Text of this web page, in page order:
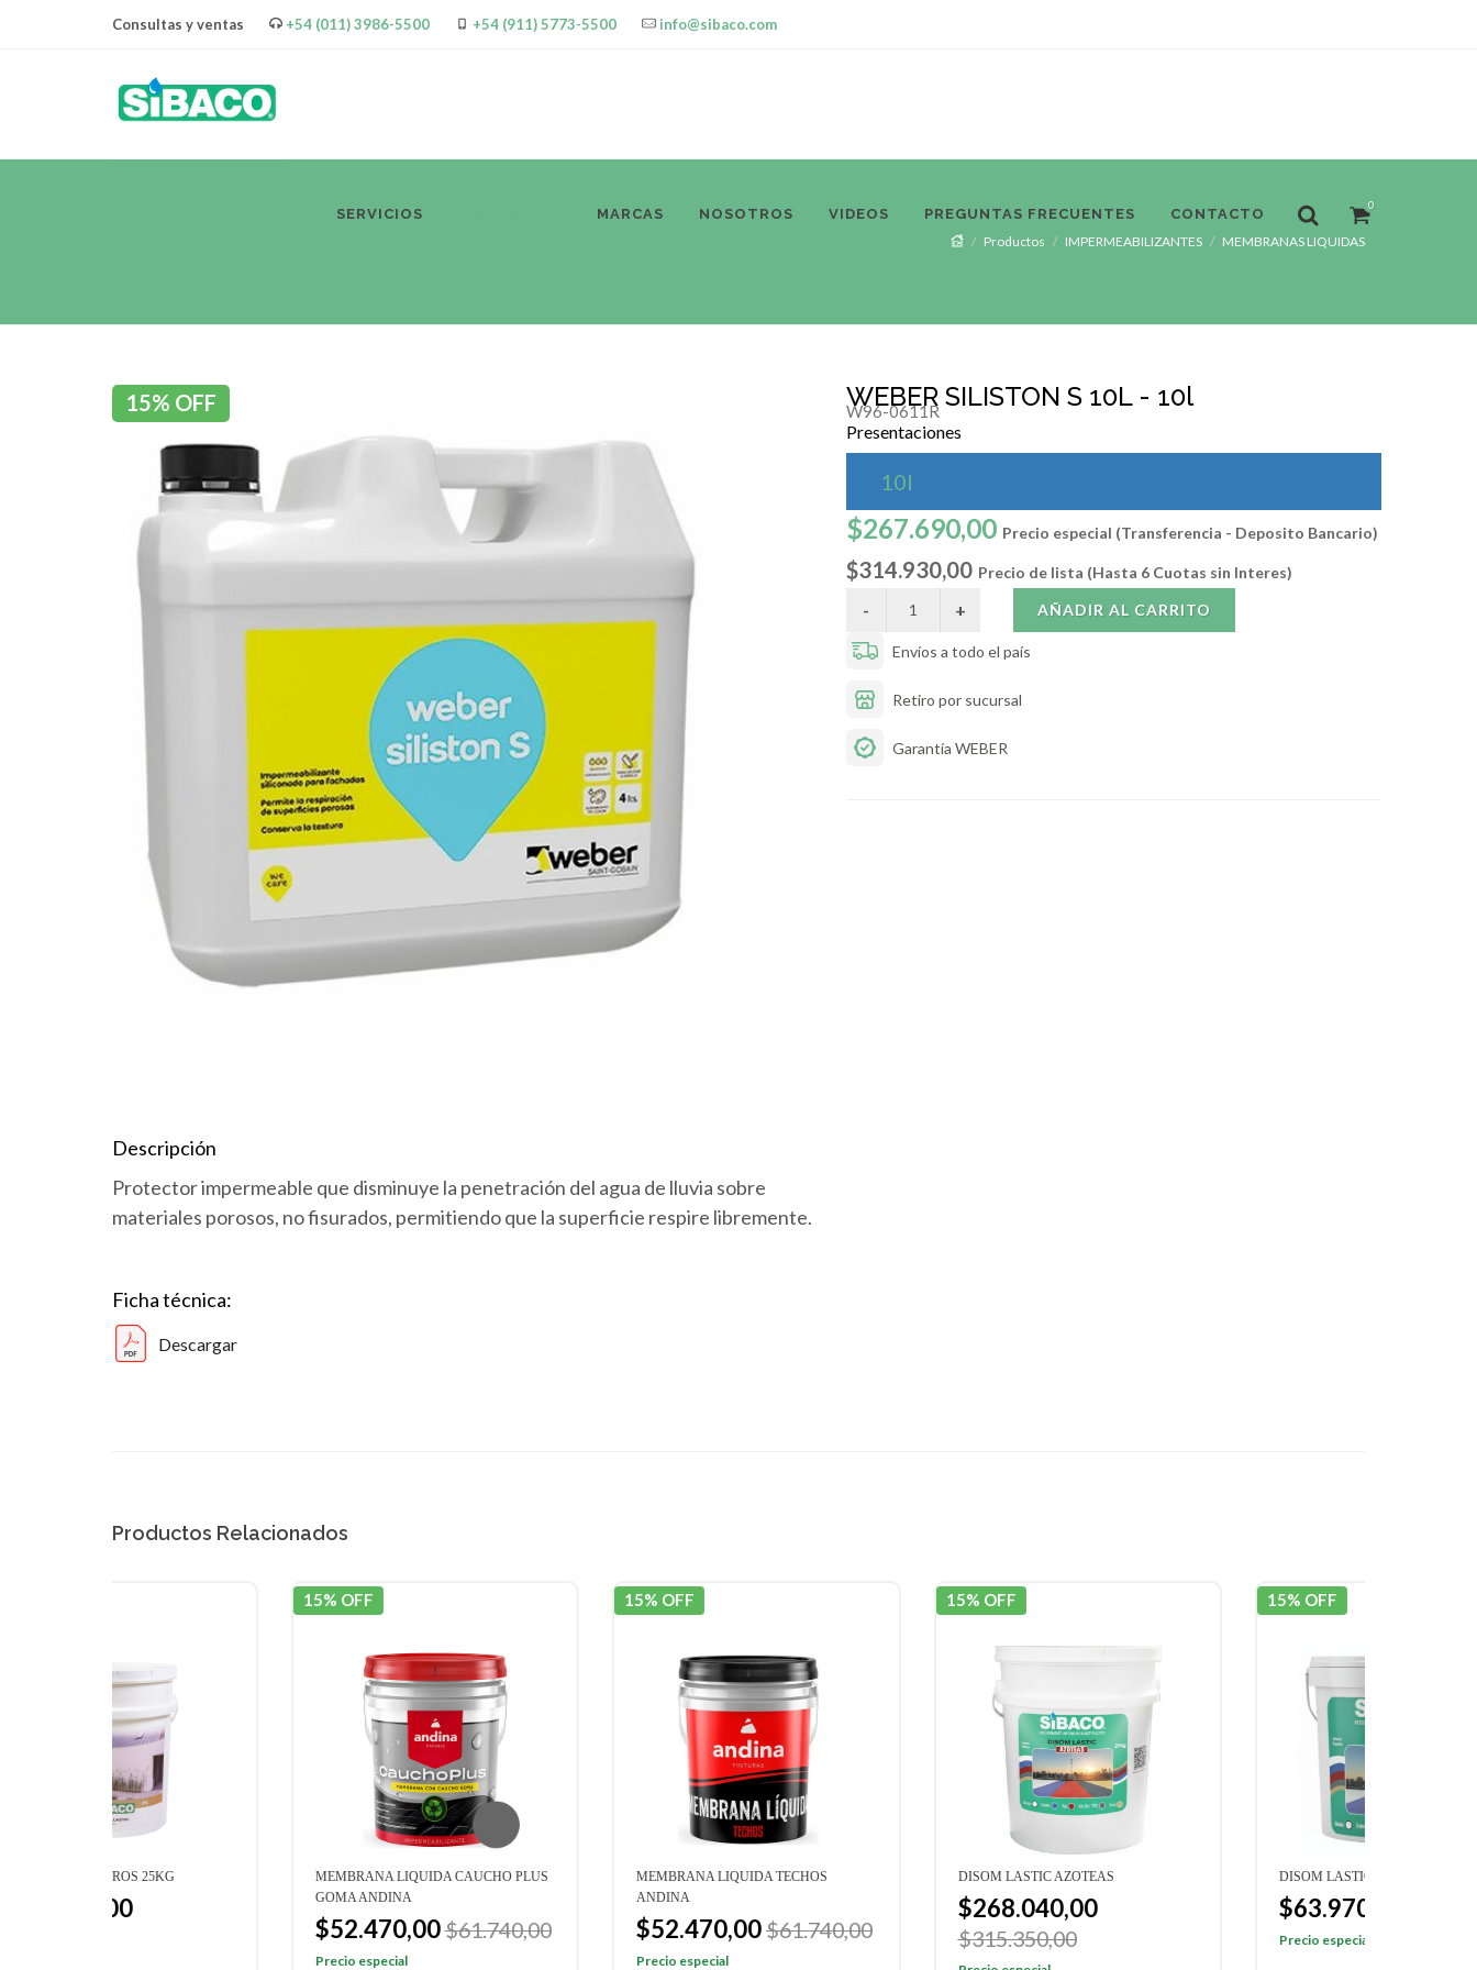
Consultas y ventas +54 (011) 3986-5500 +54 (911) 5773-5500 info@sibaco.com
SERVICIOS MARCAS NOSOTROS VIDEOS PREGUNTAS FRECUENTES CONTACTO
0
Productos IMPERMEABILIZANTES MEMBRANAS LIQUIDAS
15% OFF
Descripción
Protector impermeable que disminuye la penetración del agua de lluvia sobre
materiales porosos, no fisurados, permitiendo que la superficie respire libremente.
Ficha técnica:
Descargar
WEBER SILISTON S 10L - 10l
W96-0611R
Presentaciones
10l
$267.690,00 Precio especial (Transferencia - Deposito Bancario)
$314.930,00 Precio de lista (Hasta 6 Cuotas sin Interes)
AÑADIR AL CARRITO
Envíos a todo el país
Retiro por sucursal
Garantía WEBER
Productos Relacionados
MEMBRANA LIQUIDA CAUCHO PLUS
$61.740,00
MEMBRANA LIQUIDA TECHOS
$52.470,00 $61.740,00
DISOM LASTIC AZOTEAS
$315.350,00
DISOM LASTIC AZOTEAS
$75.260,00